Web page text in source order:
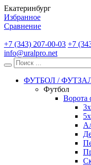
Екатеринбург
Избранное
Сравнение
+7 (343) 207-00-03 +7
info@uralpro.net
ФУТБОЛ /
Футбол
Ворота